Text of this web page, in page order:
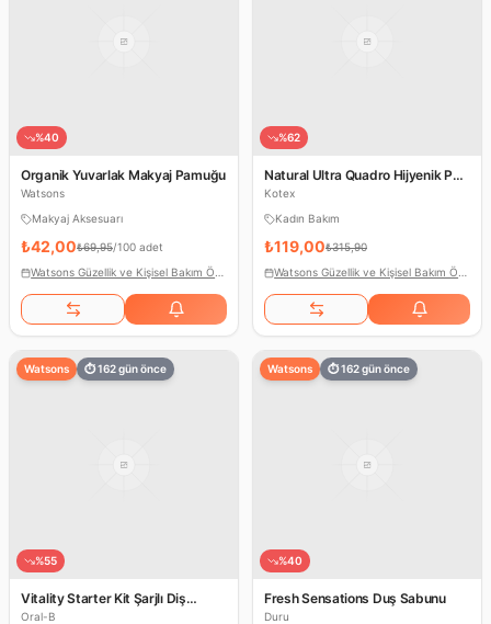
%40
Organik Yuvarlak Makyaj Pamuğu
Watsons
Makyaj Aksesuarı
₺42,00₺69,95/100 adet
%62
Natural Ultra Quadro Hijyenik Ped
Çeşitleri & 56'lı Günlük Ped
Kotex
Kadın Bakım
₺119,00₺315,90
Watsons ⏱162gün önce
%55
Vitality Starter Kit Şarjlı Diş
Fırçası & Cross Action 9'lu Yedek
Oral-B
Watsons ⏱162gün önce
%40
Fresh Sensations Duş Sabunu
Duru